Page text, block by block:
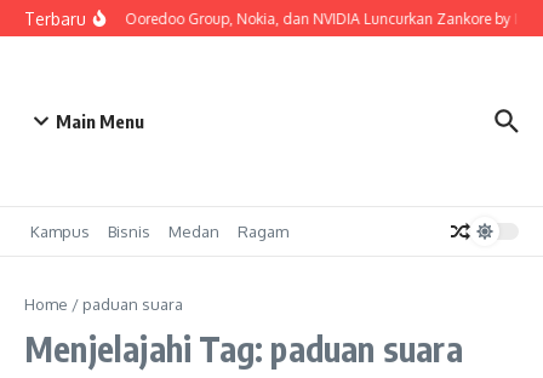
Lewati ke konten
TerbaruIndosat, Ooredoo Group, Nokia, dan NVIDIA Luncurkan Zankore by
Main Menu
Kampus Bisnis Medan Ragam
Home / paduan suara
Menjelajahi Tag: paduan suara